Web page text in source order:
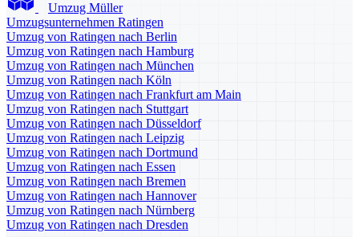
Umzug Müller
Umzugsunternehmen Ratingen
Umzug von Ratingen nach Berlin
Umzug von Ratingen nach Hamburg
Umzug von Ratingen nach München
Umzug von Ratingen nach Köln
Umzug von Ratingen nach Frankfurt am Main
Umzug von Ratingen nach Stuttgart
Umzug von Ratingen nach Düsseldorf
Umzug von Ratingen nach Leipzig
Umzug von Ratingen nach Dortmund
Umzug von Ratingen nach Essen
Umzug von Ratingen nach Bremen
Umzug von Ratingen nach Hannover
Umzug von Ratingen nach Nürnberg
Umzug von Ratingen nach Dresden